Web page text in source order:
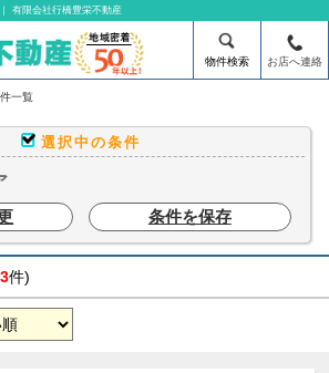
有限会社行橋豊栄不動産
物件検索 お店へ連絡
一覧
選択中の条件
条件を保存
3件)